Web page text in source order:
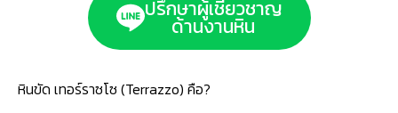
ปรึกษาผู้เชี่ยวชาญ
ด้านงานหิน
หินขัด เทอร์ราซโซ (Terrazzo) คือ?